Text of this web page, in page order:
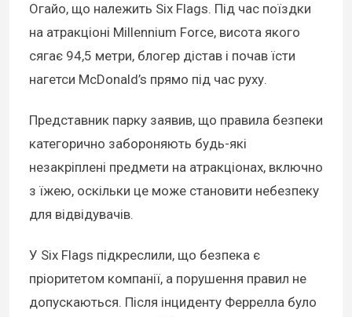
Огайо, що належить Six Flags. Під час поїздки
на атракціоні Millennium Force, висота якого
сягає 94,5 метри, блогер дістав і почав їсти
нагетси McDonald’s прямо під час руху.
Представник парку заявив, що правила безпеки
категорично забороняють будь-які
незакріплені предмети на атракціонах, включно
з їжею, оскільки це може становити небезпеку
для відвідувачів.
У Six Flags підкреслили, що безпека є
пріоритетом компанії, а порушення правил не
допускаються. Після інциденту Феррелла було